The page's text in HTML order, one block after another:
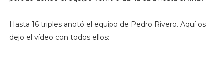
Hasta 16 triples anotó el equipo de Pedro Rivero. Aquí os
dejo el vídeo con todos ellos: